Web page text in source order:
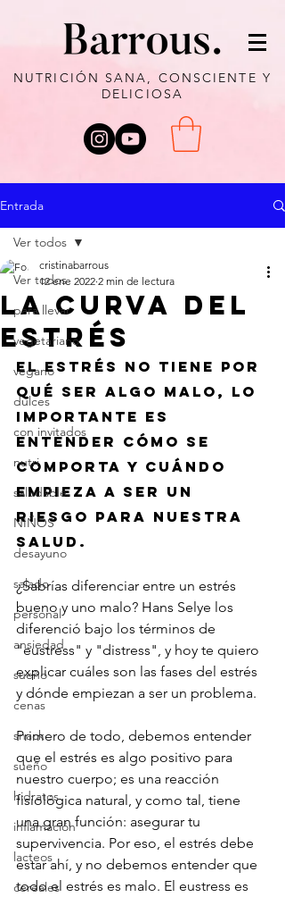
NUTRICIÓN SANA, CONSCIENTE Y
DELICIOSA
Entrada
Ver todos
para llevar
vegetariano
vegano
dulces
con invitados
nutri
saludable
NIÑOS
desayuno
salado
personal
ansiedad
sueño
cenas
snack
sueño
hidratos
inflamación
lacteos
cereales
Ver todos
LA CURVA DEL
ESTRÉS
cristinabarrous
12 ene 2022 2 min de lectura
El estrés no tiene por
qué ser algo malo, lo
importante es
entender cómo se
comporta y cuándo
empieza a ser un
riesgo para nuestra
salud.
¿Sabrías diferenciar entre un estrés
bueno y uno malo? Hans Selye los
diferenció bajo los términos de
"eustress" y "distress", y hoy te quiero
explicar cuáles son las fases del estrés
y dónde empiezan a ser un problema.
Primero de todo, debemos entender
que el estrés es algo positivo para
nuestro cuerpo; es una reacción
fisiológica natural, y como tal, tiene
una gran función: asegurar tu
supervivencia. Por eso, el estrés debe
estar ahí, y no debemos entender que
todo el estrés es malo. El eustress es